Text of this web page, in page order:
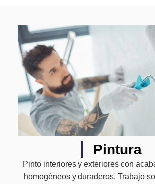
Pintura
Pinto interiores y exteriores con
homogéneos y duraderos. Trabajo